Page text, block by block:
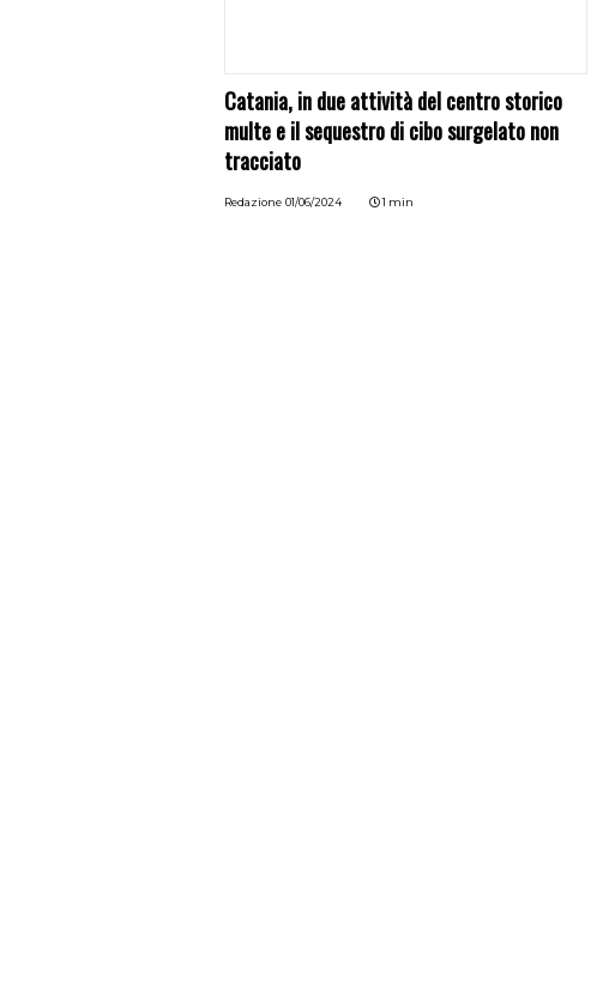
Catania, in due attività del centro storico
multe e il sequestro di cibo surgelato non
tracciato
Redazione 01/06/2024 1 min